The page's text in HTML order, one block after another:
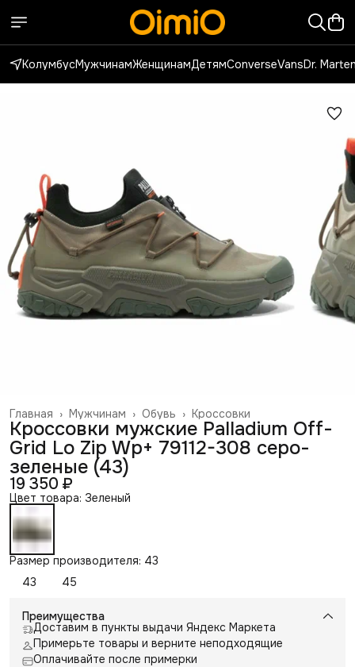
КолумбусМужчинамЖенщинамДетямConverseVansDr.
Кроссовки
Обувь ›
Мужчинам ›
Главная ›
Кроссовки мужские Palladium Off-
Grid Lo Zip Wp+ 79112-308 серо-
зеленые (43)
19 350 ₽
Цвет товара: Зеленый
Размер производителя: 43
43
45
Преимущества
Доставим в пункты выдачи Яндекс Маркета
Примерьте товары и верните неподходящие
Оплачивайте после примерки